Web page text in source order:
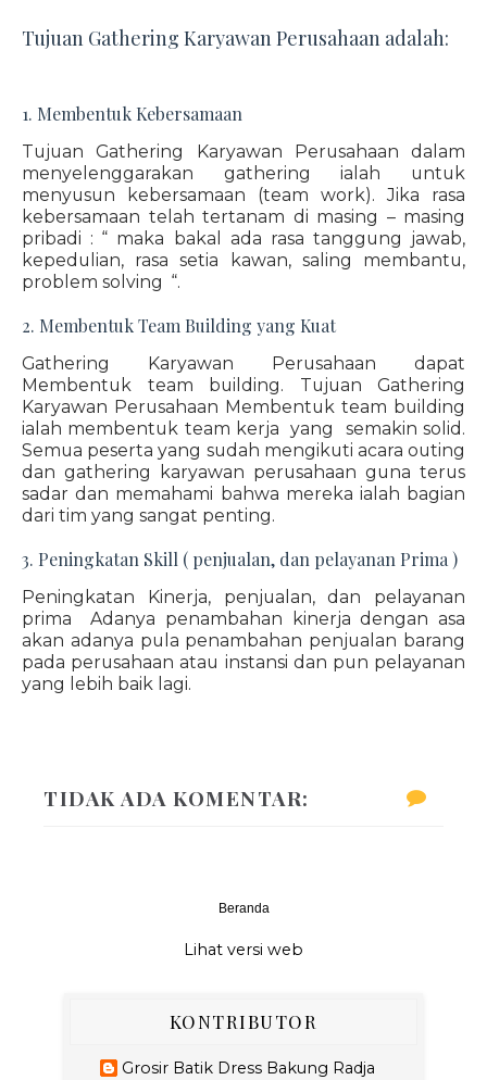
Tujuan Gathering Karyawan Perusahaan adalah:
1. Membentuk Kebersamaan
Tujuan Gathering Karyawan Perusahaan dalam
menyelenggarakan gathering ialah untuk
menyusun kebersamaan (team work). Jika rasa
kebersamaan telah tertanam di masing – masing
pribadi : “ maka bakal ada rasa tanggung jawab,
kepedulian, rasa setia kawan, saling membantu,
problem solving “.
2. Membentuk Team Building yang Kuat
Gathering Karyawan Perusahaan dapat
Membentuk team building. Tujuan Gathering
Karyawan Perusahaan Membentuk team building
ialah membentuk team kerja yang semakin solid.
Semua peserta yang sudah mengikuti acara outing
dan gathering karyawan perusahaan guna terus
sadar dan memahami bahwa mereka ialah bagian
dari tim yang sangat penting.
3. Peningkatan Skill ( penjualan, dan pelayanan Prima )
Peningkatan Kinerja, penjualan, dan pelayanan
prima Adanya penambahan kinerja dengan asa
akan adanya pula penambahan penjualan barang
pada perusahaan atau instansi dan pun pelayanan
yang lebih baik lagi.
TIDAK ADA KOMENTAR:
Beranda
Lihat versi web
KONTRIBUTOR
Grosir Batik Dress Bakung Radja